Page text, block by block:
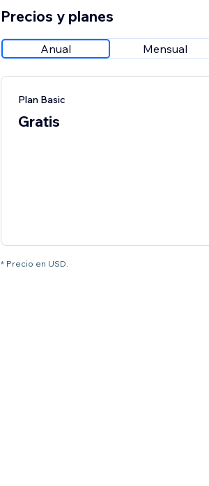
Precios y planes
Anual Mensual
Plan Basic
Gratis
* Precio en USD.